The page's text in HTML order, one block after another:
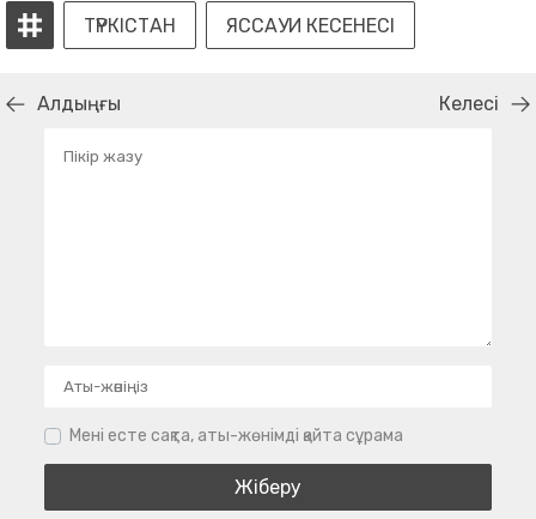
ТҮРКІСТАН ЯССАУИ КЕСЕНЕСІ
Алдыңғы Келесі
Мені есте сақта, аты-жөнімді қайта сұрама